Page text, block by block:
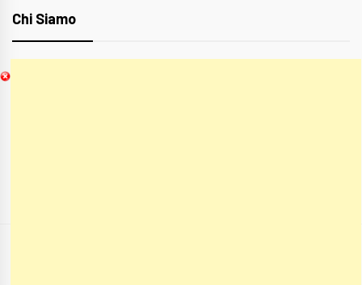
Chi Siamo